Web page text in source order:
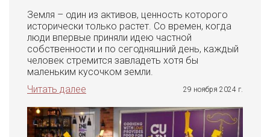
Земля – один из активов, ценность которого
исторически только растет. Со времен, когда
люди впервые приняли идею частной
собственности и по сегодняшний день, каждый
человек стремится завладеть хотя бы
маленьким кусочком земли.
Читать далее
29 ноября 2024 г.